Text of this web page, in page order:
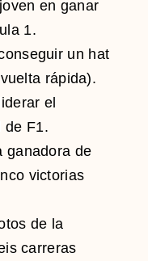
en ganar
1.
un hat
rápida).
el
de F1.
ganadora de
victorias
de la
carreras